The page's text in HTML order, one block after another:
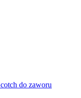
do zaworu